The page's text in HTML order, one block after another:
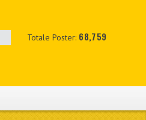
Totale Poster: 68,759